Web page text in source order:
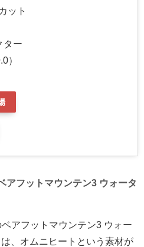
ット
ター
）
フットマウンテン3 ウォータ
アフットマウンテン3 ウォー
、オムニヒートという素材が